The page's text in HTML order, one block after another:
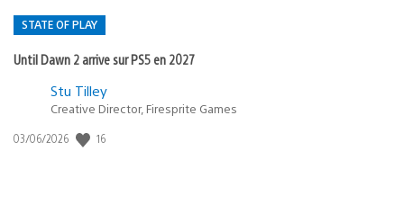
STATE OF PLAY
Until Dawn 2 arrive sur PS5 en 2027
Postée
:
Stu Tilley
Creative Director, Firesprite Games
Date
03/06/2026 16